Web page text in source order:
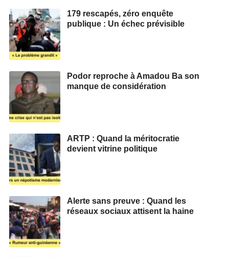
179 rescapés, zéro enquête
publique : Un échec prévisible
Podor reproche à Amadou Ba son
manque de considération
ARTP : Quand la méritocratie
devient vitrine politique
Alerte sans preuve : Quand les
réseaux sociaux attisent la haine